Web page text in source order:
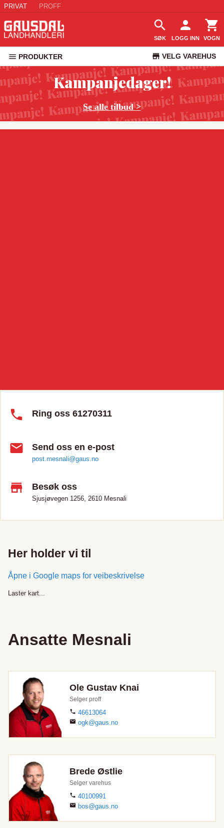
PRIVAT PROFF
SØK LOGG INN VOGN
PRODUKTER VELG VAREHUS
KUNDESERVICE
Kampanjedager!
Se alle tilbud >
Ring oss 61270311
Send oss en e-post
post.mesnali@gaus.no
Besøk oss
Sjusjøvegen 1256, 2610 Mesnali
Her holder vi til
Åpne i Google maps for veibeskrivelse
Laster kart...
Ansatte Mesnali
Ole Gustav Knai
Selger proff
46613064
ogk@gaus.no
Brede Østlie
Selger varehus
40100991
bos@gaus.no